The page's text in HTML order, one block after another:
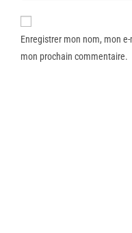
Enregistrer mon nom, mon
mon prochain commentaire.